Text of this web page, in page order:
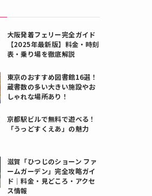
大阪発着フェリー完全ガイド
【2025年最新版】料金・時刻
表・乗り場を徹底解説
東京のおすすめ図書館16選！
蔵書数の多い大きい施設やお
しゃれな場所あり！
京都駅ビルで無料で遊べる！
「うっどすくえあ」の魅力
滋賀「ひつじのショーン ファ
ームガーデン」完全攻略ガイ
ド｜料金・見どころ・アクセ
ス情報